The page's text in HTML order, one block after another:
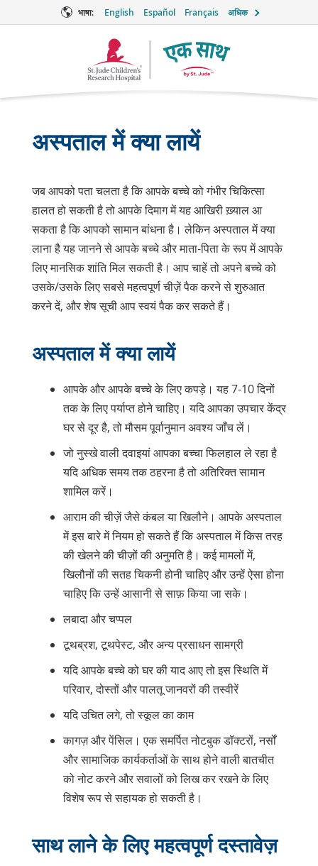
भाषा: English Español Français अधिक
अस्पताल में क्या लायें
जब आपको पता चलता है कि आपके बच्चे को गंभीर चिकित्सा
हालत हो सकती है तो आपके दिमाग में यह आखिरी ख़्याल आ
सकता है कि आपको सामान बांधना है। लेकिन अस्पताल में क्या
लाना है यह जानने से आपके बच्चे और माता-पिता के रूप में आपके
लिए मानसिक शांति मिल सकती है। आप चाहें तो अपने बच्चे को
उसके/उसके लिए सबसे महत्वपूर्ण चीज़ें पैक करने से शुरुआत
करने दें, और शेष सूची आप स्वयं पैक कर सकते हैं।
अस्पताल में क्या लायें
आपके और आपके बच्चे के लिए कपड़े। यह 7-10 दिनों
तक के लिए पर्याप्त होने चाहिए। यदि आपका उपचार केंद्र
घर से दूर है, तो मौसम पूर्वानुमान अवश्य जाँच लें।
जो नुस्खे वाली दवाइयां आपका बच्चा फिलहाल ले रहा है
यदि अधिक समय तक ठहरना है तो अतिरिक्त सामान
शामिल करें।
आराम की चीज़ें जैसे कंबल या खिलौने। आपके अस्पताल
में इस बारे में नियम हो सकते हैं कि अस्पताल में किस तरह
की खेलने की चीज़ों की अनुमति है। कई मामलों में,
खिलौनों की सतह चिकनी होनी चाहिए और उन्हें ऐसा होना
चाहिए कि उन्हें आसानी से साफ़ किया जा सके।
लबादा और चप्पल
टूथब्रश, टूथपेस्ट, और अन्य प्रसाधन सामग्री
यदि आपके बच्चे को घर की याद आए तो इस स्थिति में
परिवार, दोस्तों और पालतू जानवरों की तस्वीरें
यदि उचित लगे, तो स्कूल का काम
कागज़ और पेंसिल। एक समर्पित नोटबुक डॉक्टरों, नर्सों
और सामाजिक कार्यकर्ताओं के साथ होने वाली बातचीत
को नोट करने और सवालों को लिख कर रखने के लिए
विशेष रूप से सहायक हो सकती है।
साथ लाने के लिए महत्वपूर्ण दस्तावेज़